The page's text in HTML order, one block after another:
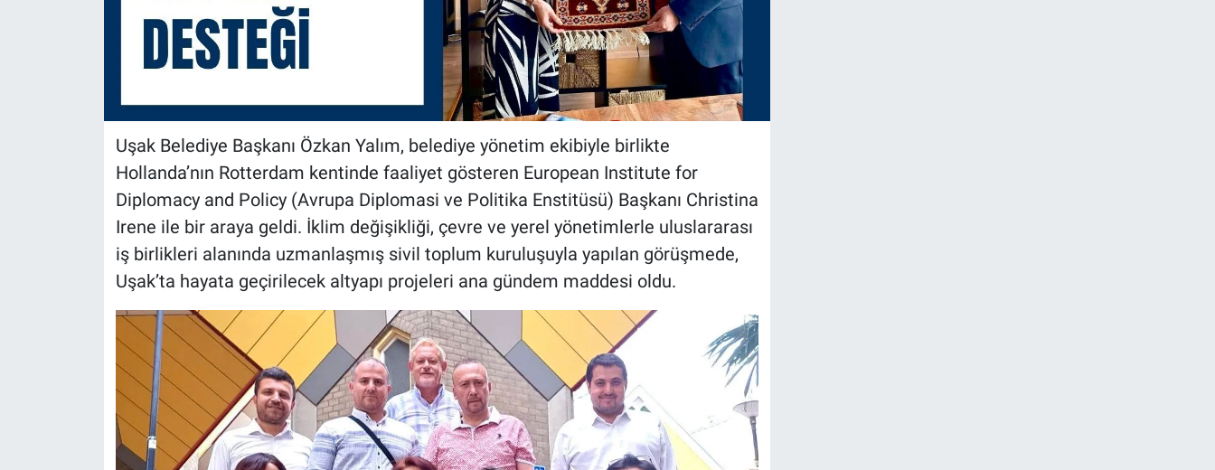
Uşak Belediye Başkanı Özkan Yalım, belediye yönetim ekibiyle birlikte
Hollanda’nın Rotterdam kentinde faaliyet gösteren European Institute for
Diplomacy and Policy (Avrupa Diplomasi ve Politika Enstitüsü) Başkanı Christina
Irene ile bir araya geldi. İklim değişikliği, çevre ve yerel yönetimlerle uluslararası
iş birlikleri alanında uzmanlaşmış sivil toplum kuruluşuyla yapılan görüşmede,
Uşak’ta hayata geçirilecek altyapı projeleri ana gündem maddesi oldu.